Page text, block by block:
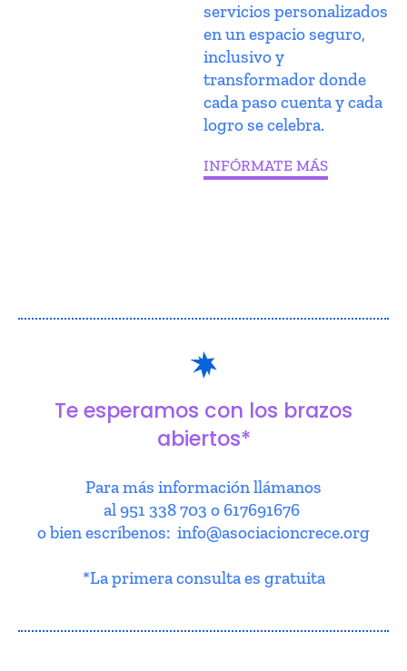
servicios personalizados
en un espacio seguro,
inclusivo y
transformador donde
cada paso cuenta y cada
logro se celebra.
INFÓRMATE MÁS
Te esperamos con los brazos
abiertos*
Para más información llámanos
al 951 338 703 o 617691676
o bien escríbenos: info@asociacioncrece.org
*La primera consulta es gratuita